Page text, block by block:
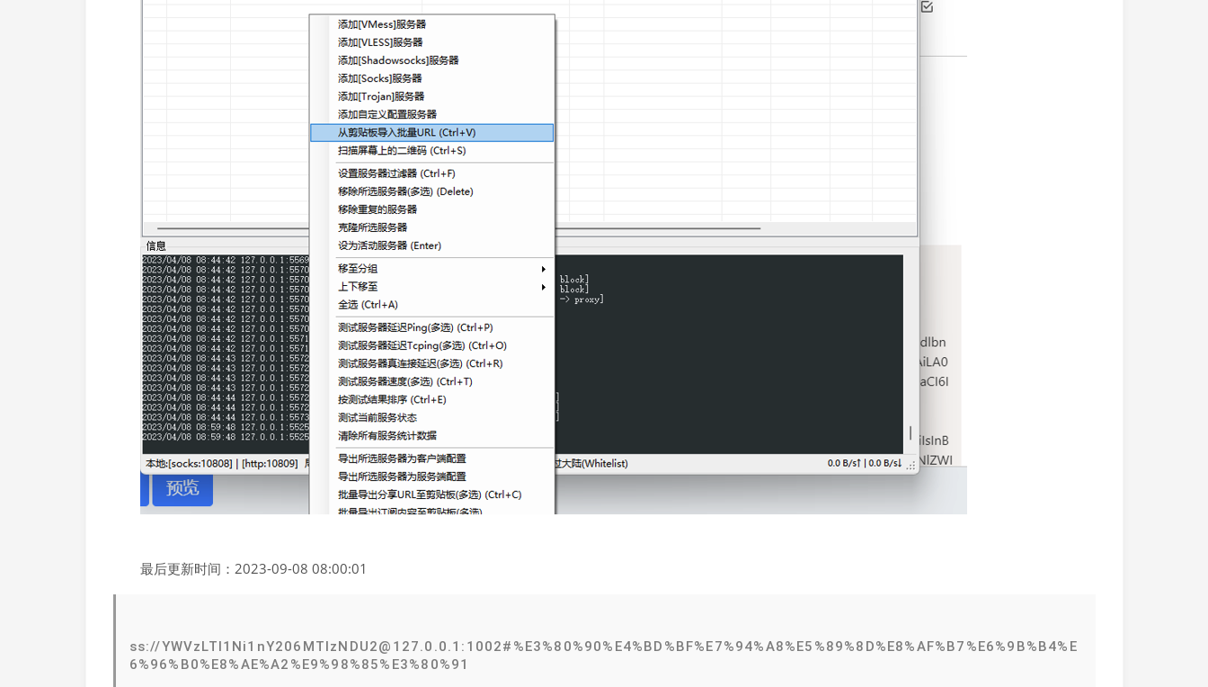
最后更新时间：2023-09-08 08:00:01
ss://YWVzLTI1Ni1nY206MTIzNDU2@127.0.0.1:1002#%E3%80%90%E4%BD%BF%E7%94%A8%E5%89%8D%E8%AF%B7%E6%9B%B4%E
6%96%B0%E8%AE%A2%E9%98%85%E3%80%91